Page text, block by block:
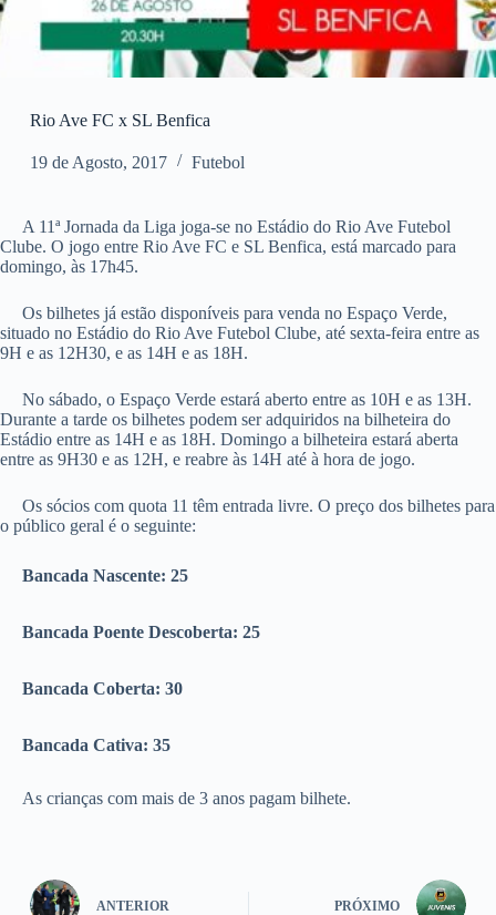
Rio Ave FC x SL Benfica
19 de Agosto, 2017 Futebol
A 11ª Jornada da Liga joga-se no Estádio do Rio Ave Futebol
Clube. O jogo entre Rio Ave FC e SL Benfica, está marcado para
domingo, às 17h45.
Os bilhetes já estão disponíveis para venda no Espaço Verde,
situado no Estádio do Rio Ave Futebol Clube, até sexta-feira entre as
9H e as 12H30, e as 14H e as 18H.
No sábado, o Espaço Verde estará aberto entre as 10H e as 13H.
Durante a tarde os bilhetes podem ser adquiridos na bilheteira do
Estádio entre as 14H e as 18H. Domingo a bilheteira estará aberta
entre as 9H30 e as 12H, e reabre às 14H até à hora de jogo.
Os sócios com quota 11 têm entrada livre. O preço dos bilhetes para
o público geral é o seguinte:
Bancada Nascente: 25
Bancada Poente Descoberta: 25
Bancada Coberta: 30
Bancada Cativa: 35
As crianças com mais de 3 anos pagam bilhete.
ANTERIOR PRÓXIMO